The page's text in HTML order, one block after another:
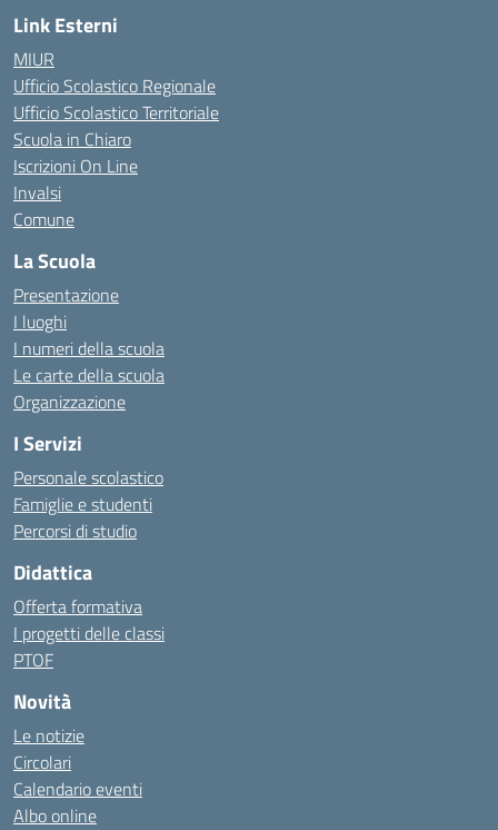
Link Esterni
MIUR
Ufficio Scolastico Regionale
Ufficio Scolastico Territoriale
Scuola in Chiaro
Iscrizioni On Line
Invalsi
Comune
La Scuola
Presentazione
I luoghi
I numeri della scuola
Le carte della scuola
Organizzazione
I Servizi
Personale scolastico
Famiglie e studenti
Percorsi di studio
Didattica
Offerta formativa
I progetti delle classi
PTOF
Novità
Le notizie
Circolari
Calendario eventi
Albo online